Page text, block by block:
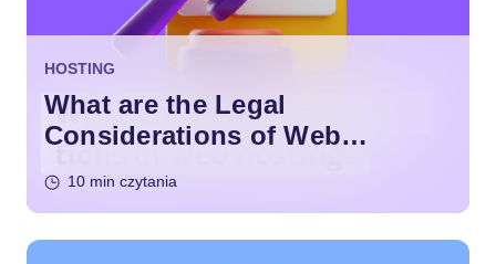
HOSTING
What are the Legal
Considerations of Web
10 min czytania